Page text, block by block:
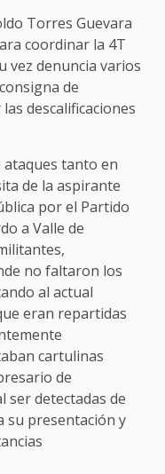
Torres Guevara
coordinar la 4T
vez denuncia varios
de
descalificaciones
ataques tanto en
de la aspirante
por el Partido
a Valle de
no faltaron los
al actual
eran repartidas
cartulinas
de
ser detectadas de
su presentación y